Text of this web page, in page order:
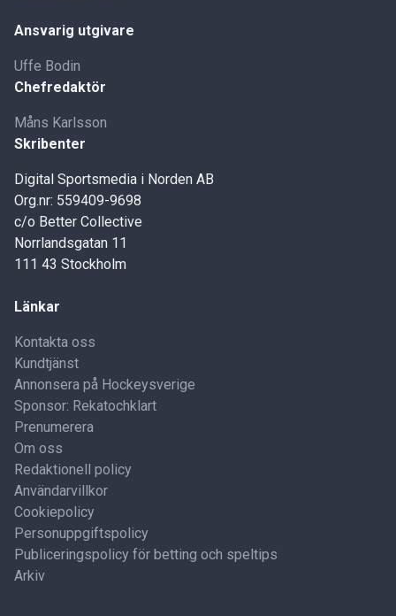
Ansvarig utgivare
Uffe Bodin
Chefredaktör
Måns Karlsson
Skribenter
Digital Sportsmedia i Norden AB
Org.nr: 559409-9698
c/o Better Collective
Norrlandsgatan 11
111 43 Stockholm
Länkar
Kontakta oss
Kundtjänst
Annonsera på Hockeysverige
Sponsor: Rekatochklart
Prenumerera
Om oss
Redaktionell policy
Användarvillkor
Cookiepolicy
Personuppgiftspolicy
Publiceringspolicy för betting och speltips
Arkiv